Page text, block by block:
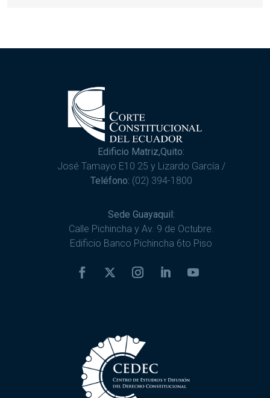
Edificio Matriz,Quito:
José Tamayo E10 25 y Lizardo García /
Teléfono: (02) 394-1800
Sede Guayaquil:
Calle Pichincha y Av. 9 de Octubre.
Edificio Banco Pichincha 6to Piso